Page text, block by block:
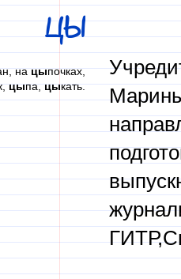
ЦЫ
нацыпочках,
цыпа,цыкать.